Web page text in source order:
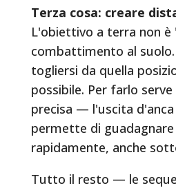
Terza cosa: creare
L'obiettivo a terra non è
combattimento al
togliersi da quella
possibile. Per farlo
precisa — l'uscita
permette di guadagnare
rapidamente, anche
Tutto il resto — le